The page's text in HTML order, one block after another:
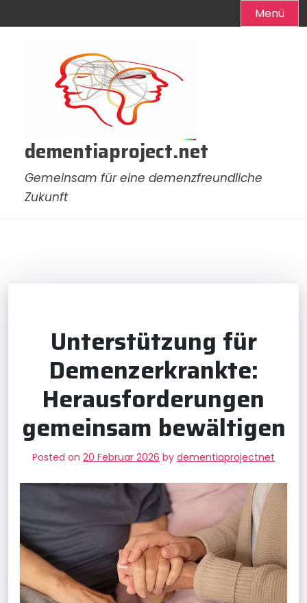
Menü
dementiaproject.net
Gemeinsam für eine demenzfreundliche
Zukunft
Unterstützung für
Demenzerkrankte:
Herausforderungen
gemeinsam bewältigen
Posted on 20 Februar 2026 by dementiaprojectnet